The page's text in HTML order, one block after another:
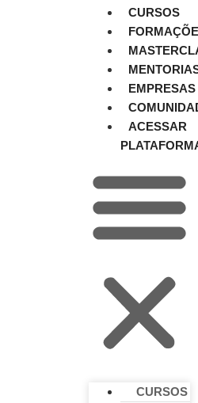
CURSOS
EMPRESAS
ACESSAR
CURSOS